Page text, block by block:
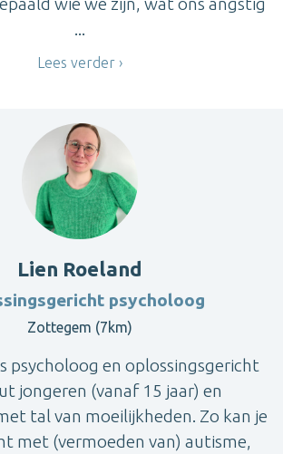
...
Lees verder
Lien Roeland
psycholoog
Zottegem (7km)
psycholoog en oplossingsgericht
jongeren (vanaf 15 jaar) en
tal van moeilijkheden. Zo kan je
met (vermoeden van) autisme,